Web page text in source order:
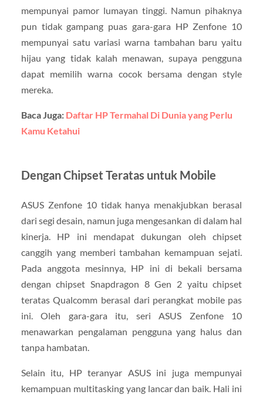
mempunyai pamor lumayan tinggi. Namun pihaknya
pun tidak gampang puas gara-gara HP Zenfone 10
mempunyai satu variasi warna tambahan baru yaitu
hijau yang tidak kalah menawan, supaya pengguna
dapat memilih warna cocok bersama dengan style
mereka.
Baca Juga: Daftar HP Termahal Di Dunia yang Perlu
Kamu Ketahui
Dengan Chipset Teratas untuk Mobile
ASUS Zenfone 10 tidak hanya menakjubkan berasal
dari segi desain, namun juga mengesankan di dalam hal
kinerja. HP ini mendapat dukungan oleh chipset
canggih yang memberi tambahan kemampuan sejati.
Pada anggota mesinnya, HP ini di bekali bersama
dengan chipset Snapdragon 8 Gen 2 yaitu chipset
teratas Qualcomm berasal dari perangkat mobile pas
ini. Oleh gara-gara itu, seri ASUS Zenfone 10
menawarkan pengalaman pengguna yang halus dan
tanpa hambatan.
Selain itu, HP teranyar ASUS ini juga mempunyai
kemampuan multitasking yang lancar dan baik. Hali ini